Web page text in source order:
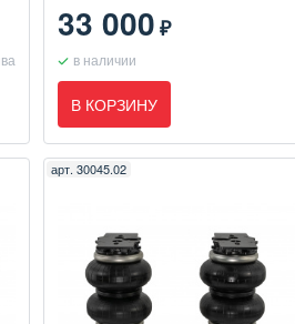
33 000₽
в наличии
В КОРЗИНУ
арт. 30045.02